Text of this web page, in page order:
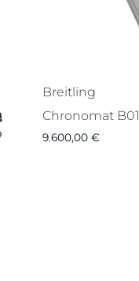
Breitling
Chronomat B01
9.600,00 €